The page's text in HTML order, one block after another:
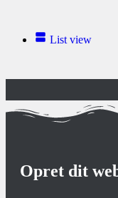
List view
Opret dit